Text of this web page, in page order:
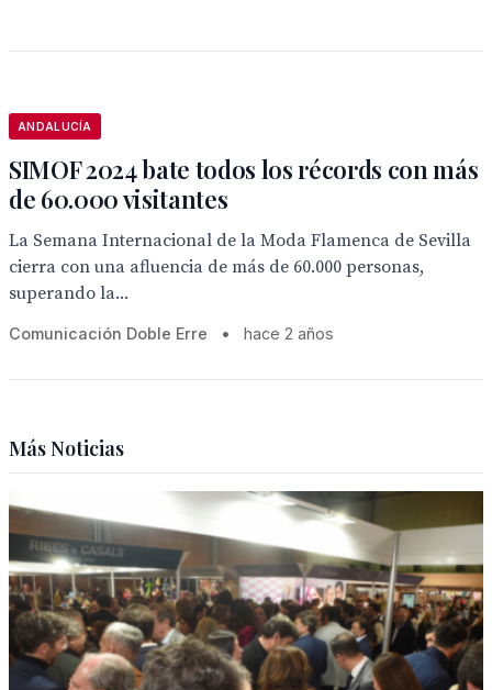
ANDALUCÍA
SIMOF 2024 bate todos los récords con más
de 60.000 visitantes
La Semana Internacional de la Moda Flamenca de Sevilla
cierra con una afluencia de más de 60.000 personas,
superando la...
Comunicación Doble Erre • hace 2 años
Más Noticias